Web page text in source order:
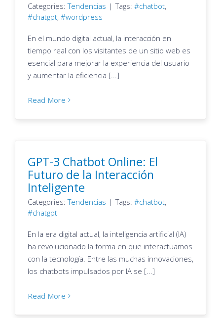
Categories:Tendencias | Tags: chatbot,
chatgpt, wordpress
En el mundo digital actual, la interacción en
tiempo real con los visitantes de un sitio web es
esencial para mejorar la experiencia del usuario
y aumentar la eficiencia [...]
Read More
GPT-3 Chatbot Online: El
Futuro de la Interacción
Inteligente
Categories:Tendencias | Tags: chatbot,
chatgpt
En la era digital actual, la inteligencia artificial (IA)
ha revolucionado la forma en que interactuamos
con la tecnología. Entre las muchas innovaciones,
los chatbots impulsados por IA se [...]
Read More